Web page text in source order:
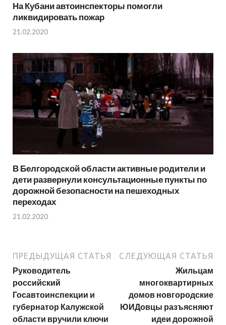
На Кубани автоинспекторы помогли
ликвидировать пожар
21.02.2020
В Белгородской области активные родители и
дети развернули консультационные пункты по
дорожной безопасности на пешеходных
переходах
21.02.2020
ПРЕДЫДУЩАЯ СТАТЬЯ
Руководитель
российский
Госавтоинспекции и
губернатор Калужской
области вручили ключи
СЛЕДУЮЩАЯ СТАТЬЯ
Жильцам
многоквартирных
домов новгородские
ЮИДовцы разъясняют
идеи дорожной